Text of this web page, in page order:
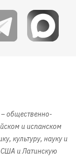
общественно-
и испанском
культуру, науку и
США и Латинскую